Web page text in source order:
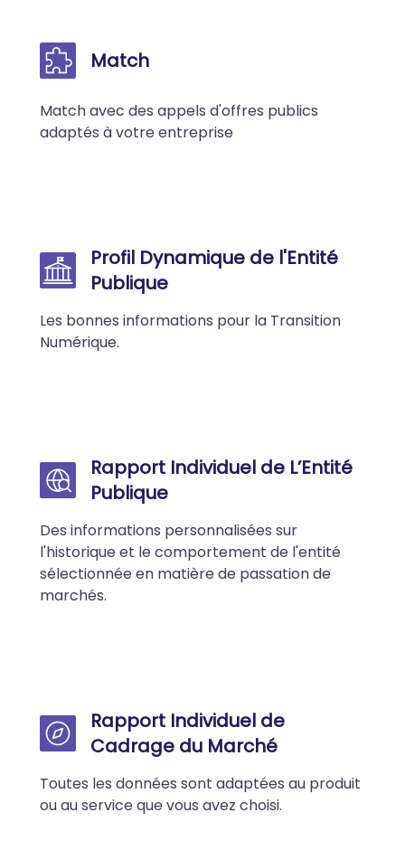
Match
Match avec des appels d'offres publics
adaptés à votre entreprise
Profil Dynamique de l'Entité
Publique
Les bonnes informations pour la Transition
Numérique.
Rapport Individuel de L’Entité
Publique
Des informations personnalisées sur
l'historique et le comportement de l'entité
sélectionnée en matière de passation de
marchés.
Rapport Individuel de
Cadrage du Marché
Toutes les données sont adaptées au produit
ou au service que vous avez choisi.